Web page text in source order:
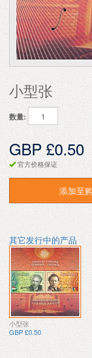
小型张
数量:
GBP £0.50
官方价格保证
添加至
其它发行中的产品
小型张
GBP £0.50